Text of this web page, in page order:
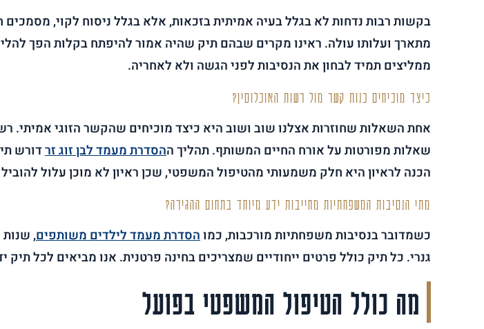
בקשות רבות נדחות לא בגלל בעיה אמיתית בזכאות, אלא בגלל ניסוח לקוי,
מתארך ועלותו עולה. ראינו מקרים שבהם תיק שהיה אמור להיפתח בקלות הפך
ממליצים תמיד לבחון את הנסיבות לפני הגשה ולא לאחריה.
כיצד מוכיחים כנות קשר מול רשות האוכלוסין?
אחת השאלות שחוזרות אצלנו שוב ושוב היא כיצד מוכיחים שהקשר הזוגי אמיתי.
שאלות מפורטות על אורח החיים המשותף. תהליך ההסדרת מעמד לבן זוג זרדורש
הכנה לראיון היא חלק משמעותי מהטיפול המשפטי, שכן ראיון לא מוכן עלול
מתי הנסיבות המשפחתיות מחייבות ידע מיוחד בתחום ההגירה?
כשמדובר בנסיבות משפחתיות מורכבות, כמוהסדרת מעמד לילדים משותפים,
גנרי. כל תיק כולל פרטים ייחודיים שמצריכים בחינה פרטנית. אנו מביאים לכל
מה כולל הטיפול המשפטי בפועל